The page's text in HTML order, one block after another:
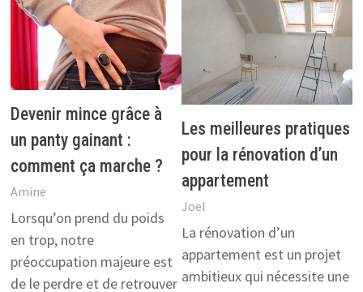
Devenir mince grâce à
un panty gainant :
comment ça marche ?
Amine
Lorsqu’on prend du poids
en trop, notre
préoccupation majeure est
de le perdre et de retrouver
Les meilleures pratiques
pour la rénovation d’un
appartement
Joel
La rénovation d’un
appartement est un projet
ambitieux qui nécessite une